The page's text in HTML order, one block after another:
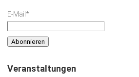
E-Mail*
Veranstaltungen